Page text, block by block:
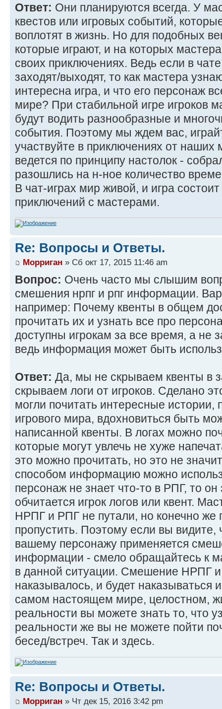
Ответ: Они планируются всегда. У
квестов или игровых событий,
воплотят в жизнь. Но для подобных
которые играют, и на которых
своих приключениях. Ведь если в
заходят/выходят, то как мастера
интересна игра, и что его персонаж
мире? При стабильной игре игроков
будут водить разнообразные и
события. Поэтому мы ждем вас,
участвуйте в приключениях от наших
ведется по принципу настолок -
разошлись на н-ное количество
В чат-играх мир живой, и игра
приключений с мастерами.
Re: Вопросы и Ответы.
Морриган » Сб окт 17, 2015 11:46 am
Вопрос: Очень часто мы слышим
смешения нрпг и рпг информации.
например: Почему квенты в общем
прочитать их и узнать все про
доступны игрокам за все время, а не
ведь информация может быть
Ответ: Да, мы не скрываем квенты в
скрываем логи от игроков. Сделано
могли почитать интересные истории,
игрового мира, вдохновиться быть
написанной квенты. В логах можно
которые могут увлечь не хуже
это можно прочитать, но это не
способом информацию можно
персонаж не знает что-то в РПГ, то он
обчитается игрок логов или квент.
НРПГ и РПГ не путали, но конечно
пропустить. Поэтому если вы
вашему персонажу применяется
информации - смело обращайтесь к
в данной ситуации. Смешение НРПГ
наказывалось, и будет
самом настоящем мире, целостном,
реальности вы можете знать то, что
реальности же вы не можете пойти
бесед/встреч. Так и здесь.
Re: Вопросы и Ответы.
Морриган » Чт дек 15, 2016 3:42 pm